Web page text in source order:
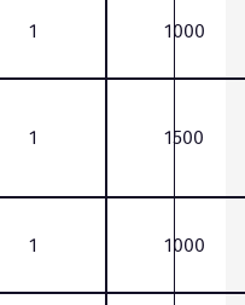
1 1000
1 1500
1 1000